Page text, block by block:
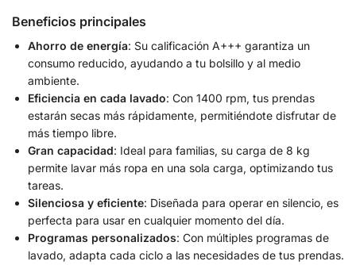
Beneficios principales
Ahorro de energía: Su calificación A+++ garantiza un
consumo reducido, ayudando a tu bolsillo y al medio
ambiente.
Eficiencia en cada lavado: Con 1400 rpm, tus prendas
estarán secas más rápidamente, permitiéndote disfrutar de
más tiempo libre.
Gran capacidad: Ideal para familias, su carga de 8 kg
permite lavar más ropa en una sola carga, optimizando tus
tareas.
Silenciosa y eficiente: Diseñada para operar en silencio, es
perfecta para usar en cualquier momento del día.
Programas personalizados: Con múltiples programas de
lavado, adapta cada ciclo a las necesidades de tus prendas.